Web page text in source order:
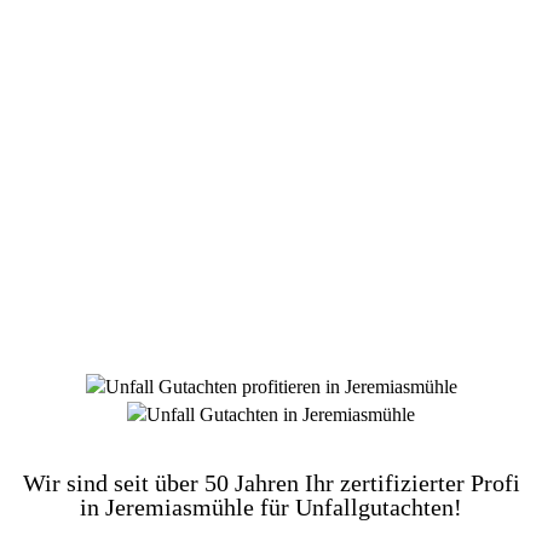
Wir sind seit über 50 Jahren Ihr zertifizierter Profi
in Jeremiasmühle für Unfallgutachten!